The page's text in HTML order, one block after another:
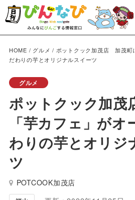
HOME / グルメ / ポットクック加茂店 加茂町
だわりの芋とオリジナルスイーツ
グルメ
ポットクック加
「芋カフェ」が
わりの芋とオリジ
ツ
POTCOOK加茂店